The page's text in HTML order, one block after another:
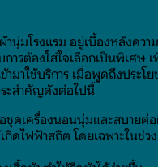
านุ่มโรงแรม อยู่เบื้องหลังคว
ารต้องใส่ใจเลือกเป็นพิเศษ เ
มาใช้บริการ เมื่อพูดถึงประโ
ระสำคัญดังต่อไปนี้
อชุดเครื่องนอนนุ่มและสบายต่
กิดไฟฟ้าสถิต โดยเฉพาะในช่ว